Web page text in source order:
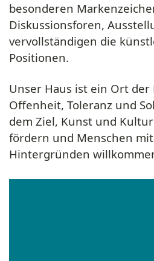
besonderen
Diskussionsforen,
vervollständigen die
Positionen.
Unser Haus ist ein Ort der
Offenheit, Toleranz und
dem Ziel, Kunst und
fördern und Menschen
Hintergründen